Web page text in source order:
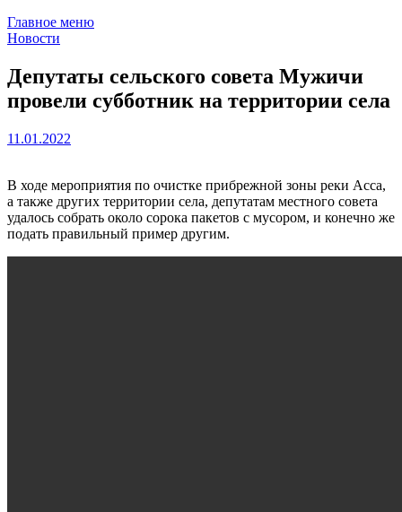
Главное меню
Новости
Депутаты сельского совета Мужичи
провели субботник на территории села
11.01.2022
В ходе мероприятия по очистке прибрежной зоны реки Асса,
а также других территории села, депутатам местного совета
удалось собрать около сорока пакетов с мусором, и конечно же
подать правильный пример другим.